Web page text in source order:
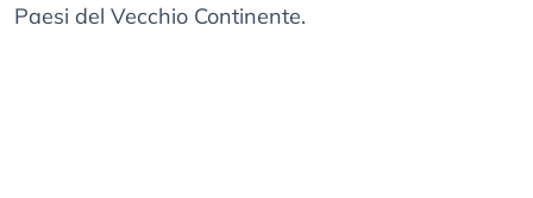
Paesi del Vecchio Continente.